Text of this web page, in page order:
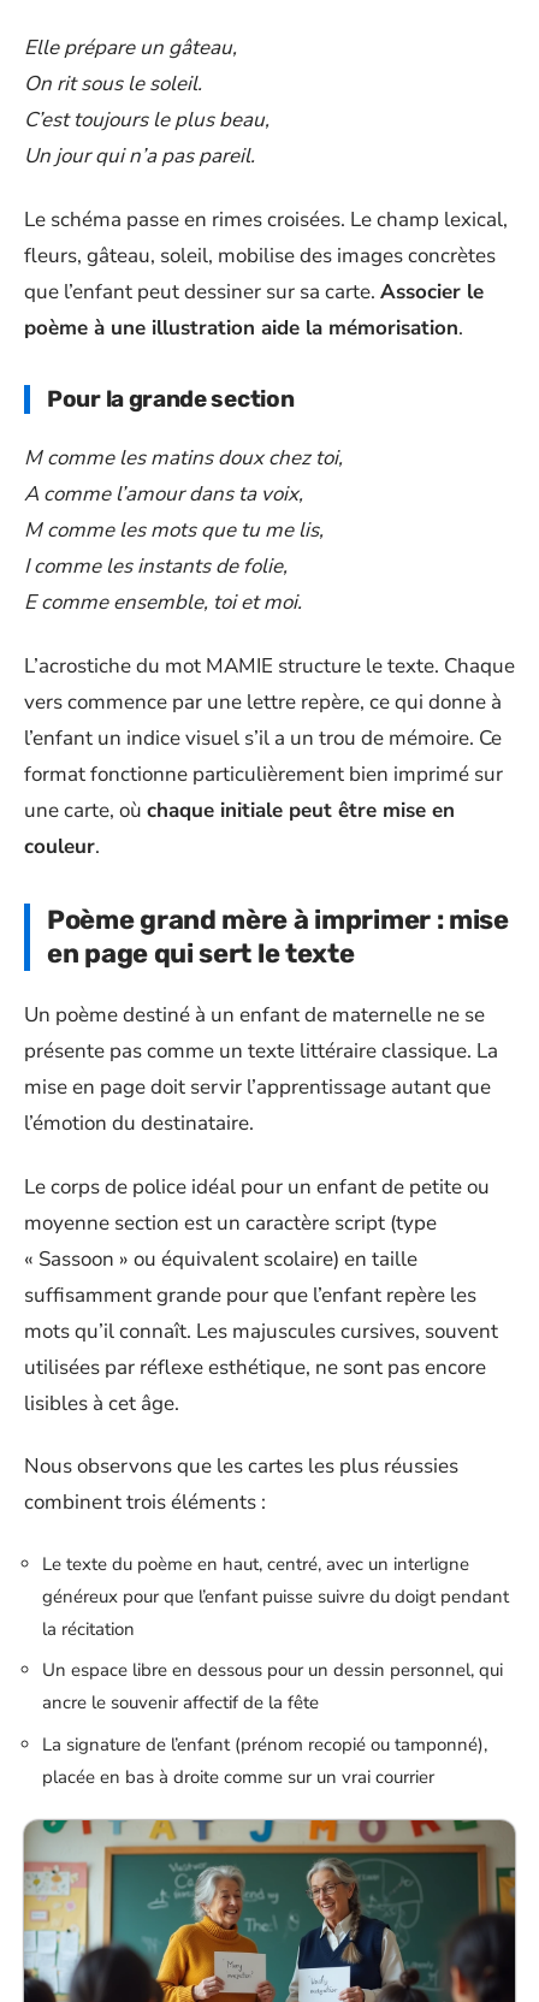
Elle prépare un gâteau,
On rit sous le soleil.
C’est toujours le plus beau,
Un jour qui n’a pas pareil.
Le schéma passe en rimes croisées. Le champ lexical,
fleurs, gâteau, soleil, mobilise des images concrètes
que l’enfant peut dessiner sur sa carte. Associer le
poème à une illustration aide la mémorisation.
Pour la grande section
M comme les matins doux chez toi,
A comme l’amour dans ta voix,
M comme les mots que tu me lis,
I comme les instants de folie,
E comme ensemble, toi et moi.
L’acrostiche du mot MAMIE structure le texte. Chaque
vers commence par une lettre repère, ce qui donne à
l’enfant un indice visuel s’il a un trou de mémoire. Ce
format fonctionne particulièrement bien imprimé sur
une carte, où chaque initiale peut être mise en
couleur.
Poème grand mère à imprimer : mise
en page qui sert le texte
Un poème destiné à un enfant de maternelle ne se
présente pas comme un texte littéraire classique. La
mise en page doit servir l’apprentissage autant que
l’émotion du destinataire.
Le corps de police idéal pour un enfant de petite ou
moyenne section est un caractère script (type
« Sassoon » ou équivalent scolaire) en taille
suffisamment grande pour que l’enfant repère les
mots qu’il connaît. Les majuscules cursives, souvent
utilisées par réflexe esthétique, ne sont pas encore
lisibles à cet âge.
Nous observons que les cartes les plus réussies
combinent trois éléments :
Le texte du poème en haut, centré, avec un interligne
généreux pour que l’enfant puisse suivre du doigt pendant
la récitation
Un espace libre en dessous pour un dessin personnel, qui
ancre le souvenir affectif de la fête
La signature de l’enfant (prénom recopié ou tamponné),
placée en bas à droite comme sur un vrai courrier